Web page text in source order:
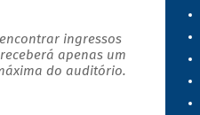
ingressos
apenas um
do auditório.